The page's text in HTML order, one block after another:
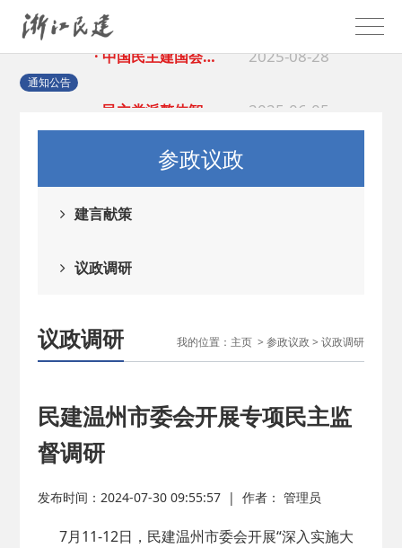
通知公告
· 中国民主建国会…
· 民建省委会民主… 2025-04-10
· 中国民主建国会… 2025-02-24
· 民建北仑六支部… 2026-06-18
· 中国民主建国会… 2026-02-25
· 中国民主建国会…
参政议政
建言献策
议政调研
议政调研 我的位置： 主页> 参政议政 > 议政调研
民建温州市委会开展专项民主监
督调研
发布时间：2024-07-30 09:55:57 |作者： 管理员
7月11-12日，民建温州市委会开展“深入实施大